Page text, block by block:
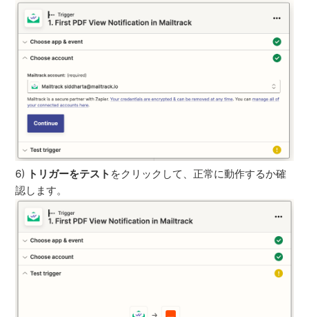
6) トリガーをテスト をクリックして、正常に動作するか確
認します。